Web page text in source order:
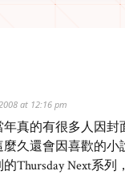
at 12:16 pm
年真的有很多人因
麼久還會因喜歡的
Thursday Next系